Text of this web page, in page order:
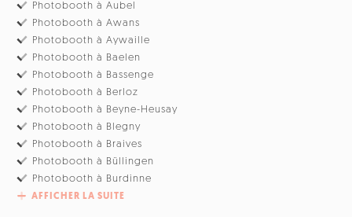
Photobooth à Aubel
Photobooth à Awans
Photobooth à Aywaille
Photobooth à Baelen
Photobooth à Bassenge
Photobooth à Berloz
Photobooth à Beyne-Heusay
Photobooth à Blegny
Photobooth à Braives
Photobooth à Büllingen
Photobooth à Burdinne
AFFICHER LA SUITE